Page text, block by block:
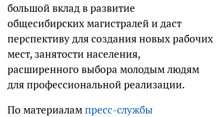
большой вклад в развитие
общесибирских магистралей и даст
перспективу для создания новых рабочих
мест, занятости населения,
расширенного выбора молодым людям
для профессиональной реализации.
По материалампресс-службы